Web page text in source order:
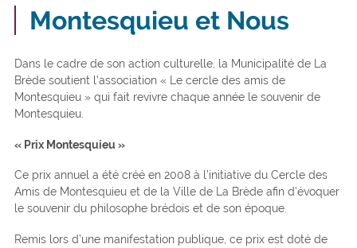
Montesquieu et Nous
Dans le cadre de son action culturelle, la Municipalité de La
Brède soutient l’association « Le cercle des amis de
Montesquieu » qui fait revivre chaque année le souvenir de
Montesquieu.
« Prix Montesquieu »
Ce prix annuel a été créé en 2008 à l’initiative du Cercle des
Amis de Montesquieu et de la Ville de La Brède afin d’évoquer
le souvenir du philosophe brédois et de son époque.
Remis lors d’une manifestation publique, ce prix est doté de